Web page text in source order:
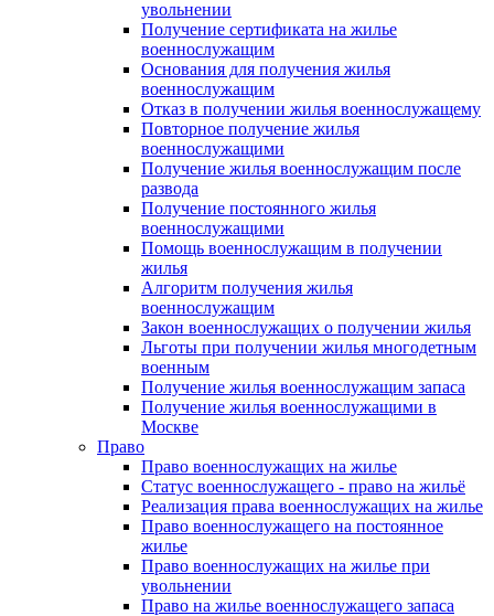
увольнении
Получение сертификата на жилье
военнослужащим
Основания для получения жилья
военнослужащим
Отказ в получении жилья военнослужащему
Повторное получение жилья
военнослужащими
Получение жилья военнослужащим после
развода
Получение постоянного жилья
военнослужащими
Помощь военнослужащим в получении
жилья
Алгоритм получения жилья
военнослужащим
Закон военнослужащих о получении жилья
Льготы при получении жилья многодетным
военным
Получение жилья военнослужащим запаса
Получение жилья военнослужащими в
Москве
Право
Право военнослужащих на жилье
Статус военнослужащего - право на жильё
Реализация права военнослужащих на жилье
Право военнослужащего на постоянное
жилье
Право военнослужащих на жилье при
увольнении
Право на жилье военнослужащего запаса